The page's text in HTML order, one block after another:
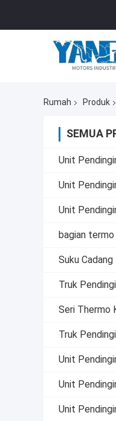
Rumah Produk
SEMUA
Unit
Unit
Unit
bagian termo
Suku
Truk
Seri Thermo
Truk
Unit
Unit
Unit